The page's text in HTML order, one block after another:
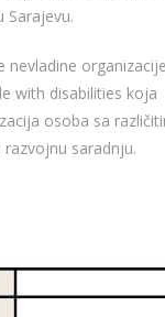
Sarajevu.
nevladine organizacije
with disabilities koja
osoba sa
saradnju.